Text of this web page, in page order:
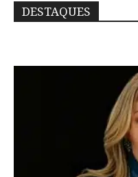
DESTAQUES